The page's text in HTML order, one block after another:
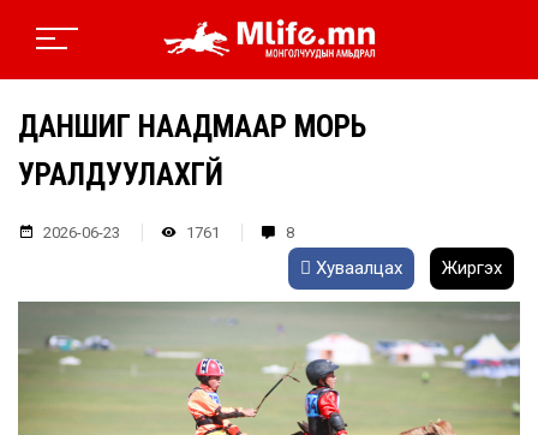
ДАНШИГ НААДМААР МОРЬ
УРАЛДУУЛАХГҮЙ
2026-06-23 1761 8
Хуваалцах Жиргэх